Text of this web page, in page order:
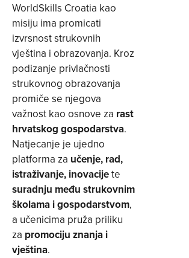
WorldSkills Croatia kao
misiju ima promicati
izvrsnost strukovnih
vještina i obrazovanja. Kroz
podizanje privlačnosti
strukovnog obrazovanja
promiče se njegova
važnost kao osnove za rast
hrvatskog gospodarstva.
Natjecanje je ujedno
platforma za učenje, rad,
istraživanje, inovacijete
suradnju među strukovnim
školama i gospodarstvom,
a učenicima pruža priliku
za promociju znanja i
vještina.